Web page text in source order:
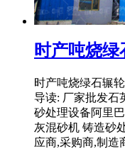
时产吨烧绿
时产吨烧绿石辗
导读: 厂家批发石
砂处理设备阿里
灰混砂机 铸造砂
应商,采购商,制造